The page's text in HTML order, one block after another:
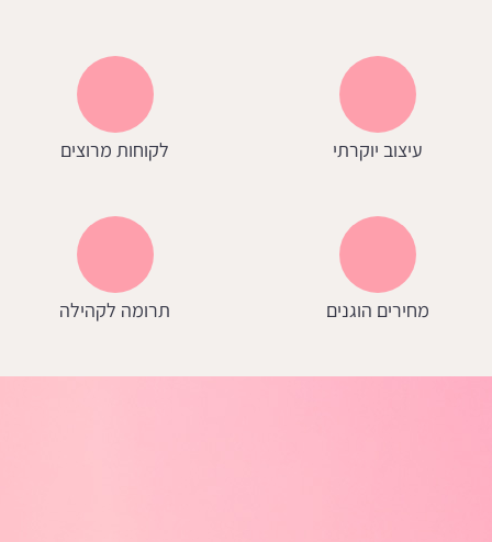
עיצוב יוקרתי לקוחות מרוצים
מחירים הוגנים תרומה לקהילה